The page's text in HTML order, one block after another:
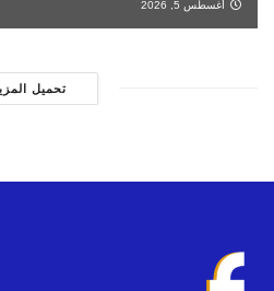
أغسطس 5, 2026
تحميل